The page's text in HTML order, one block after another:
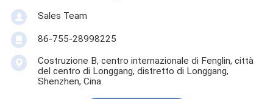
Sales Team
86-755-28998225
Costruzione B, centro internazionale di Fenglin, città
del centro di Longgang, distretto di Longgang,
Shenzhen, Cina.